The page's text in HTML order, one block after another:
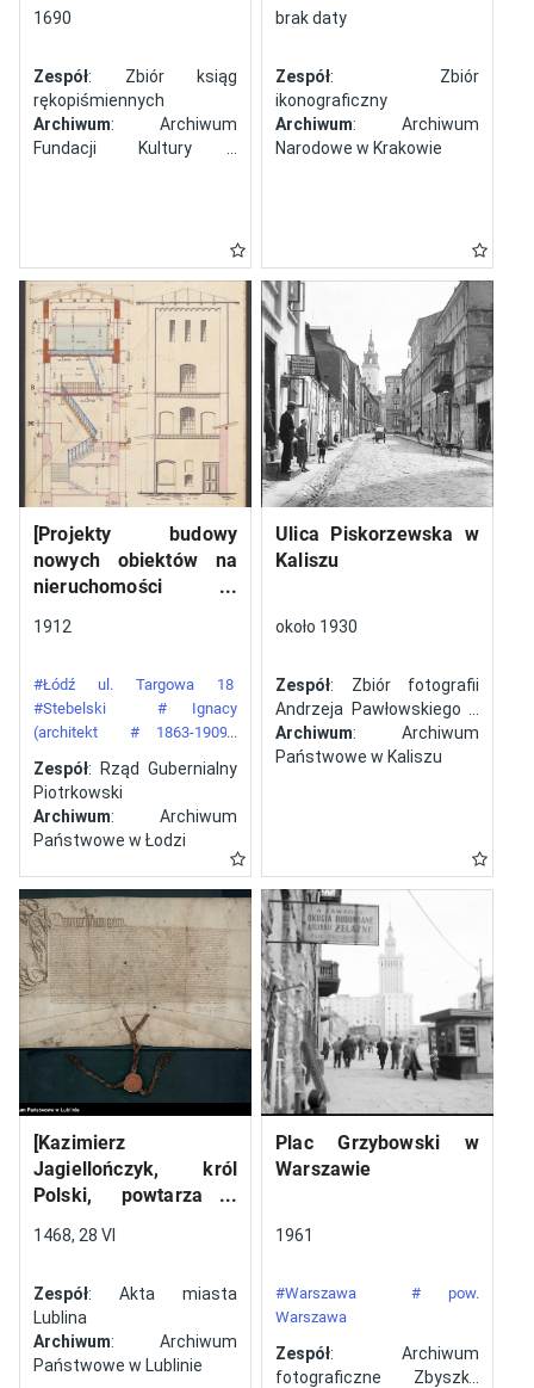
1690
Zespół: Zbiór ksiąg
rękopiśmiennych
Archiwum: Archiwum
Fundacji Kultury i
brak daty
Zespół: Zbiór
ikonograficzny
Archiwum: Archiwum
Narodowe w Krakowie
[Projekty budowy
nowych obiektów na
nieruchomości
numerem 34 przy ulicy
Łodzi]
1912
#Łódź ul. Targowa 18
#Stebelski
# Ignacy
(architekt
# 1863-1909)
Zespół: Rząd Gubernialny
Piotrkowski
Archiwum: Archiwum
Państwowe w Łodzi
Ulica Piskorzewska w
Kaliszu
około 1930
Zespół: Zbiór fotografii
Andrzeja Pawłowskiego z
Kalisza
Archiwum: Archiwum
Państwowe w Kaliszu
[Kazimierz
Jagiellończyk, król
Polski, powtarza i
wystawiony w Lublinie,
Jana ze Szczekocin,
starostę
1468, 28 VI
Zespół: Akta miasta
Lublina
Archiwum: Archiwum
Państwowe w Lublinie
Plac Grzybowski w
Warszawie
1961
#Warszawa
# pow.
Warszawa
Zespół: Archiwum
fotograficzne Zbyszka